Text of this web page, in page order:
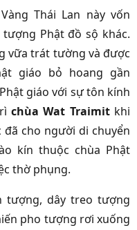
Thái Lan này vốn
Phật đồ sộ khác.
vữa trát tường và được
giáo bỏ hoang gần
giáo với sự tôn kính
chùa Wat Traimitkhi
cho người di chuyển
kín thuộc chùa Phật
thờ phụng.
tượng, dây treo tượng
pho tượng rơi xuống